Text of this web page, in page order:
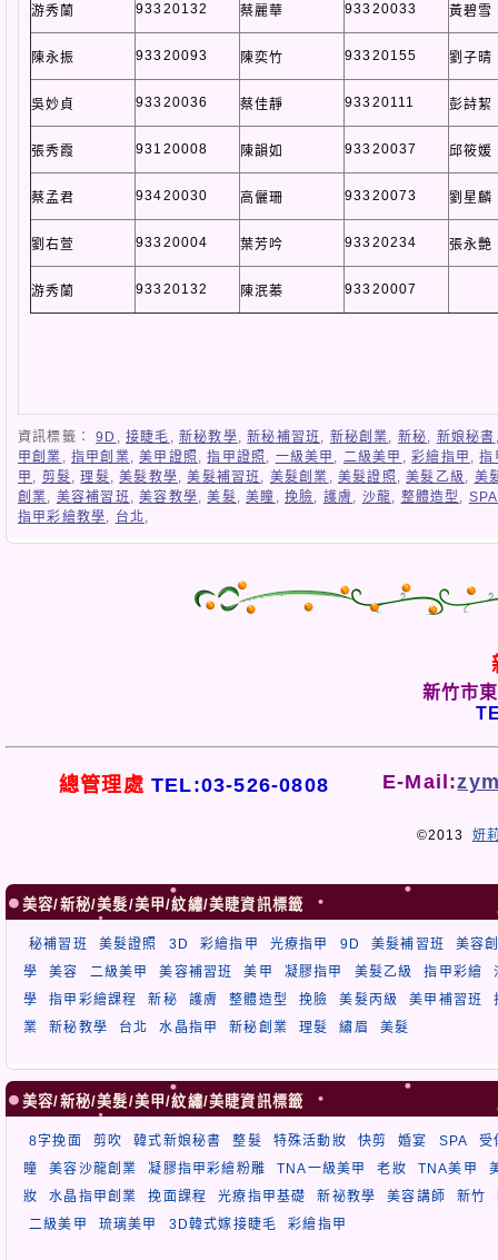
游秀蘭 93320132 蔡麗華 93320033 黃碧雪
陳永振 93320093 陳奕竹 93320155 劉子晴
吳妙貞 93320036 蔡佳靜 93320111 彭詩絜
張秀霞 93120008 陳韻如 93320037 邱筱媛
蔡孟君 93420030 高儷珊 93320073 劉星麟
劉右萱 93320004 葉芳吟 93320234 張永艷
游秀蘭 93320132 陳泯蓁 93320007
資訊標籤： 9D ,接睫毛 ,新秘教學,新秘補習班 , 新秘創業, 新秘, 新娘秘書
甲創業 ,指甲創業,美甲證照 ,指甲證照 , 一級美甲 , 二級美甲 ,彩繪指甲 ,指
甲 , 剪髮,理髮,美髮教學,美髮補習班 , 美髮創業 ,美髮證照 ,美髮乙級 , 美
創業, 美容補習班 ,美容教學,美髮,美瞳 ,挽臉, 護膚 , 沙龍, 整體造型 , SPA
指甲彩繪教學, 台北,
新竹市
總管理處 TEL:03-526-0808 E-Mail:
©2013 妍
美容/新秘/美髮/美甲/紋繡/美睫資訊標籤
秘補習班 美髮證照 3D 彩繪指甲 光療指甲 9D 美髮補習班
美容
學
美容 二級美甲 美容補習班 美甲 凝膠指甲 美髮乙級 指甲彩繪
學
指甲彩繪課程 新秘 護膚 整體造型 挽臉 美髮丙級 美甲補習班
業
新秘教學 台北 水晶指甲 新秘創業 理髮 繡眉 美髮
美容/新秘/美髮/美甲/紋繡/美睫資訊標籤
8字挽面 剪吹 韓式新娘秘書 整髮 特殊活動妝 快剪 婚宴 SPA
受
瞳
美容沙龍創業 凝膠指甲彩繪粉雕 TNA一級美甲 老妝 TNA美甲
妝
水晶指甲創業 挽面課程 光療指甲基礎 新祕教學 美容講師 新竹
二級美甲
琉璃美甲 3D韓式嫁接睫毛 彩繪指甲